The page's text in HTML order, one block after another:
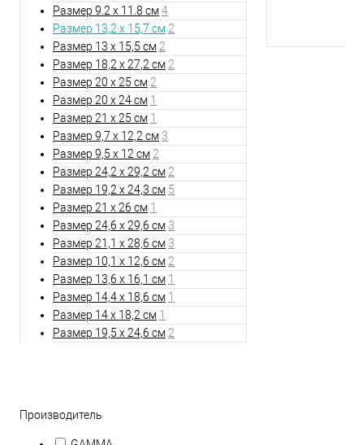
Размер 9.2 х 11.8 см4
Размер 13,2 х 15,7 см 2
Размер 13 х 15,5 см 2
Размер 18,2 х 27,2 см 2
Размер 20 х 25 см 2
Размер 20 х 24 см 1
Размер 21 х 25 см 1
Размер 9,7 х 12,2 см3
Размер 9,5 х 12 см 2
Размер 24,2 х 29,2 см 2
Размер 19,2 х 24,3 см 5
Размер 21 х 26 см 1
Размер 24,6 х 29,6 см3
Размер 21,1 х 28,6 см3
Размер 10,1 х 12,6 см 2
Размер 13,6 х 16,1 см 1
Размер 14,4 х 18,6 см 1
Размер 14 х 18,2 см 1
Размер 19,5 х 24,6 см 2
Производитель